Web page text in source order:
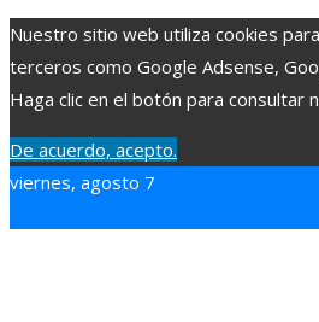
Nuestro sitio web utiliza cookies
terceros como Google Adsense,
Haga clic en el botón para consultar
De acuerdo, acepto.
viernes, agosto 7